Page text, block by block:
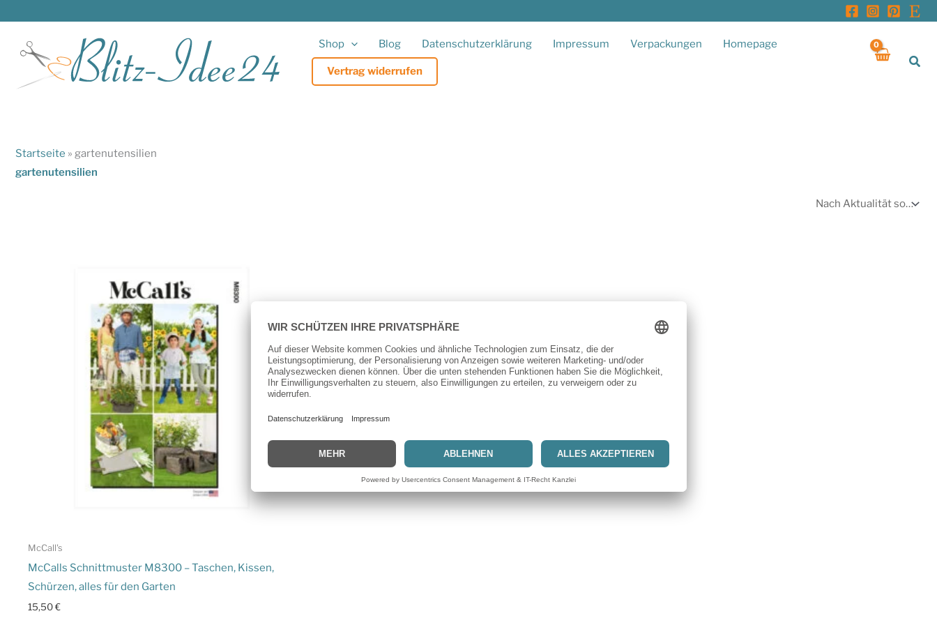
springen
Shop Blog Datenschutzerklärung Impressum Verpackungen Homepage
Vertrag widerrufen
Startseite » gartenutensilien
gartenutensilien
McCall's
McCalls Schnittmuster M8300 – Taschen, Kissen,
Schürzen, alles für den Garten
15,50€